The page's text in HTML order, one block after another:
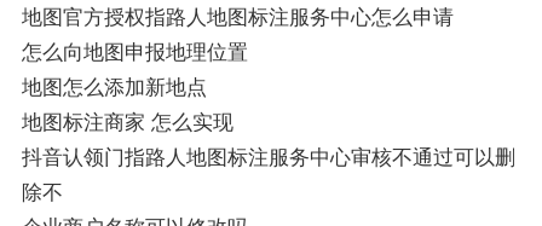
地图官方授权指路人地图标注服务中心怎么申请
怎么向地图申报地理位置
地图怎么添加新地点
地图标注商家 怎么实现
抖音认领门指路人地图标注服务中心审核不通过可以删
除不